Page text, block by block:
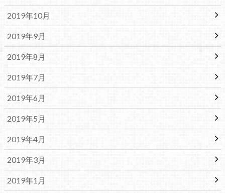
2019年10月
2019年9月
2019年8月
2019年7月
2019年6月
2019年5月
2019年4月
2019年3月
2019年1月